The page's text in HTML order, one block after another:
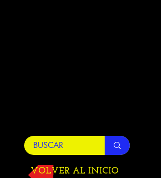
VOLVER AL INICIO